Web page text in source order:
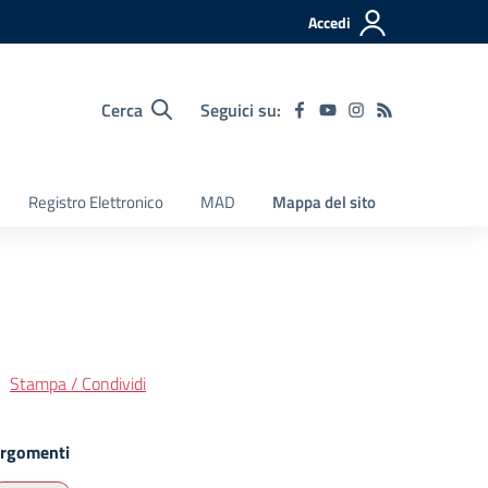
Accedi
Cerca Seguici su:
Registro Elettronico MAD Mappa del sito
Stampa / Condividi